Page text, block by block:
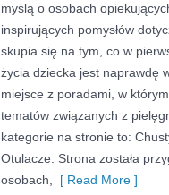
myślą o osobach
inspirujących pomysłów
skupia się na tym, co w
życia dziecka jest naprawdę
miejsce z poradami, w
tematów związanych z
kategorie na stronie to:
Otulacze. Strona została
osobach,
[ Read More ]